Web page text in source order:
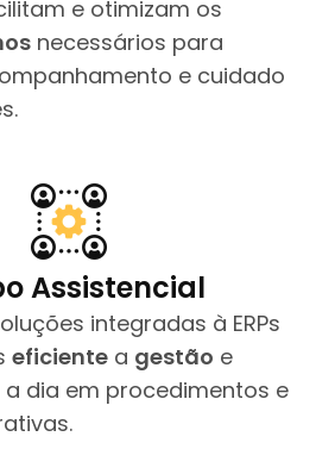
e otimizam os
necessários para
e cuidado
Assistencial
integradas à ERPs
eficiente a gestão e
a dia em procedimentos e